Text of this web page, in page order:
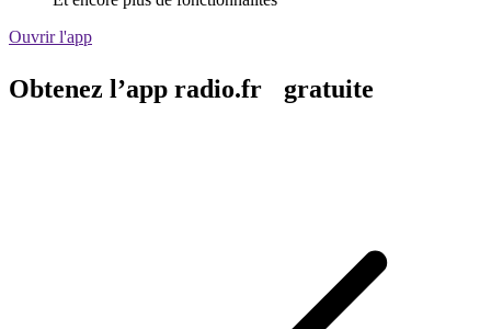
Ouvrir l'app
Obtenez l’app radio.fr gratuite